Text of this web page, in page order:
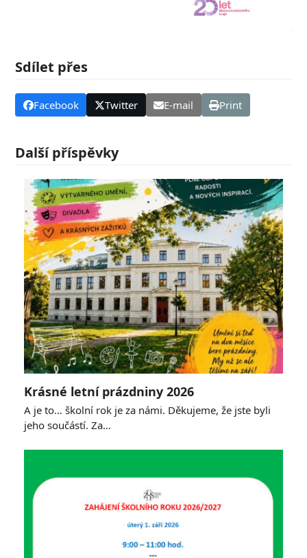
Sdílet přes
Facebook Twitter E-mail Print
Další příspěvky
Krásné letní prázdniny 2026
A je to… školní rok je za námi. Děkujeme, že jste byli
jeho součástí. Za…